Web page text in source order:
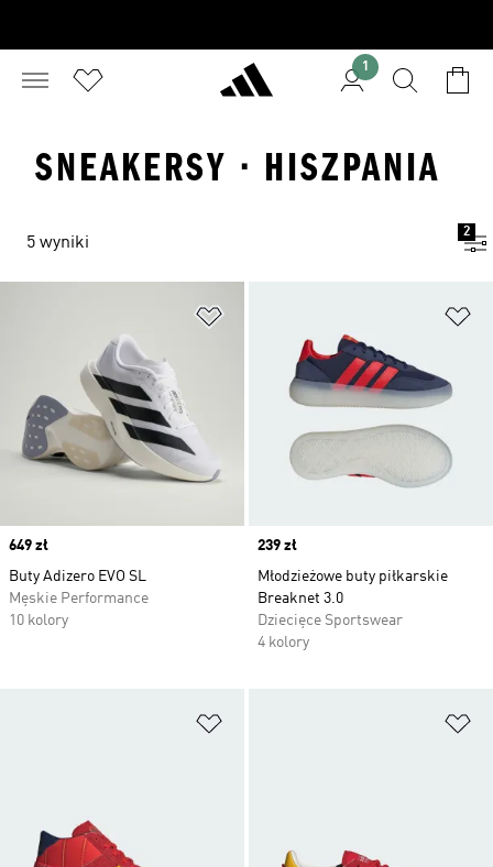
1
SNEAKERSY · HISZPANIA
5 wyniki
2
Price
649 zł
Buty Adizero EVO SL
Męskie Performance
10 kolory
Price
239 zł
Młodzieżowe buty piłkarskie
Breaknet 3.0
Dziecięce Sportswear
4 kolory